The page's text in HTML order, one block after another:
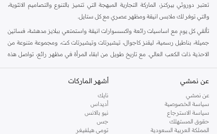
تعتبر دوروثي بيركنز، الماركة التجارية المبهجة التي تتميز بالتنوع والتصاميم الانثوية،
والتي توفر لك ملابس انيقة ومظهر عصري مع كل ستايل.
تألقي كل يوم مع اساسيات رائعة واكسسوارات انيقة واستمتعي ببلايز مدهشة، فساتين
جميلة، بناطيل رسمية، ليقنز كاجوال، تيشيرتات وتيشيرتات كت، ومجموعة متنوعة من
الاحذية ذات الكعب العالي. مع تاريخ طويل من ابقاء المرأة في مظهر رائع، تواصل هذه
كنت تقومين بتجديد خزانة ملابسك الملائمة للعمل، البحث عن فستان مثالي للحفلات او
اليه.
تسوقي دوروثي بيركنز اون لاين مسقط
تسوقي دوروثي بيركنز اون لاين من نمشي واستمتعي باكثر من الف ستايل من مجموعة
عن نمشي
عن نمشي
سياسة الخصوصية
سياسة الاسترجاع
حقوق المستهلك
المملكة العربية السعودية
أشهر الماركات
نايك
أديداس
نيو بالانس
جس
تومي هيلفيغر